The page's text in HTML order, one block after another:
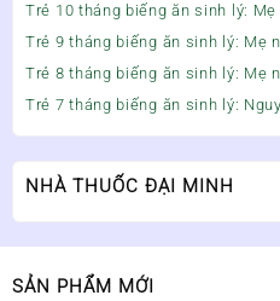
Trẻ 10 tháng biếng ăn sinh lý:
Trẻ 9 tháng biếng ăn sinh lý: Mẹ
Trẻ 8 tháng biếng ăn sinh lý: Mẹ
Trẻ 7 tháng biếng ăn sinh lý:
NHÀ THUỐC ĐẠI MINH
SẢN PHẨM MỚI